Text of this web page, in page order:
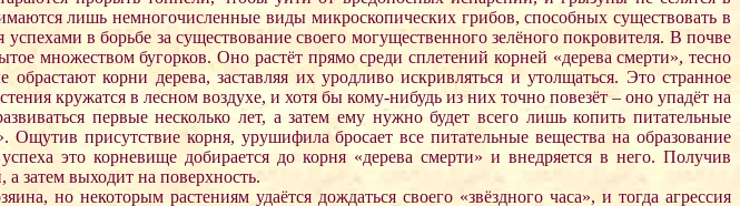
лишь немногочисленные виды микроскопических грибов, способных существовать в
в борьбе за существование своего могущественного зелёного покровителя. В почве
множеством бугорков. Оно растёт прямо среди сплетений корней «дерева смерти», тесно
корни дерева, заставляя их уродливо искривляться и утолщаться. Это странное
кружатся в лесном воздухе, и хотя бы кому-нибудь из них точно повезёт – оно упадёт на
первые несколько лет, а затем ему нужно будет всего лишь копить питательные
присутствие корня, урушифила бросает все питательные вещества на образование
это корневище добирается до корня «дерева смерти» и внедряется в него. Получив
затем выходит на поверхность.
но некоторым растениям удаётся дождаться своего «звёздного часа», и тогда агрессия